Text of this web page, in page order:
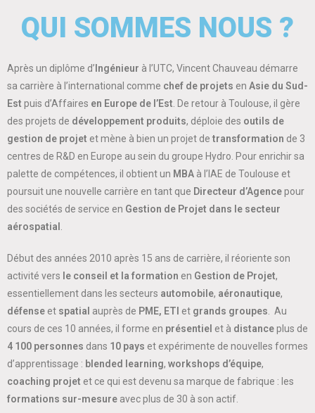
QUI SOMMES NOUS ?
Après un diplôme d’ Ingénieur à l’UTC, Vincent Chauveau démarre
sa carrière à l’international comme chef de projets en Asie du Sud-
Est puis d’Affaires en Europe de l’Est . De retour à Toulouse, il gère
des projets de développement produits, déploie des outils de
gestion de projet et mène à bien un projet de transformation de 3
centres de R&D en Europe au sein du groupe Hydro. Pour enrichir sa
palette de compétences, il obtient un MBA à l’IAE de Toulouse et
poursuit une nouvelle carrière en tant que Directeur d’Agencepour
des sociétés de service en Gestion de Projet dans le secteur
aérospatial
Début des années 2010 après 15 ans de carrière, il réoriente son
activité vers le conseil et la formation en Gestion de Projet,
essentiellement dans les secteurs automobile, aéronautique,
défense et spatial auprès de PME, ETI et grands groupes . Au
cours de ces 10 années, il forme en présentiel et à distanceplus de
4 100 personnes dans 10 pays et expérimente de nouvelles formes
d’apprentissage : blended learning, workshops d’équipe,
coaching projet et ce qui est devenu sa marque de fabrique : les
formations sur-mesure avec plus de 30 à son actif.